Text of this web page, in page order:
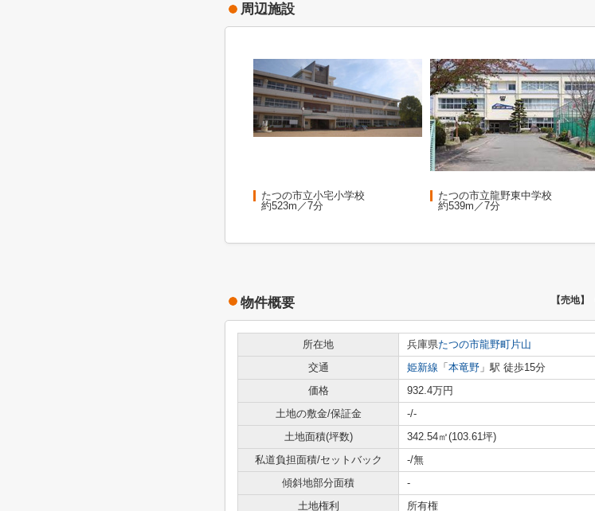
周辺施設
たつの市立小宅小学校
約523m／7分
たつの市立龍野東中学校
約539m／7分
物件概要 【売地】
所在地 兵庫県たつの市龍野町片山
交通
姫新線 「 本竜野 」駅 徒歩15分
価格
932.4万円
土地の敷金/保証金
-/-
土地面積(坪数)
342.54㎡(103.61坪)
私道負担面積/セットバック
-/無
傾斜地部分面積
-
土地権利
所有権